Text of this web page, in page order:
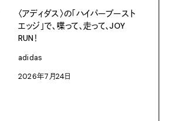
〈アディダス〉の「ハイパーブースト
エッジ」で、喋って、走って、JOY
RUN！
adidas
2026年7月24日